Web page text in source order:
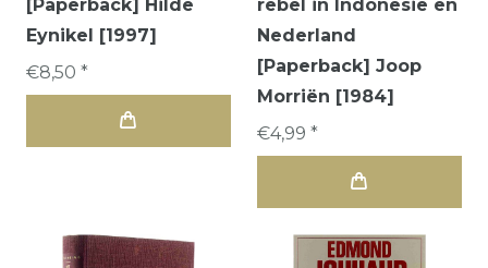
[Paperback] Hilde
Eynikel [1997]
€8,50 *
rebel in Indonesie en
Nederland
[Paperback] Joop
Morriën [1984]
€4,99 *